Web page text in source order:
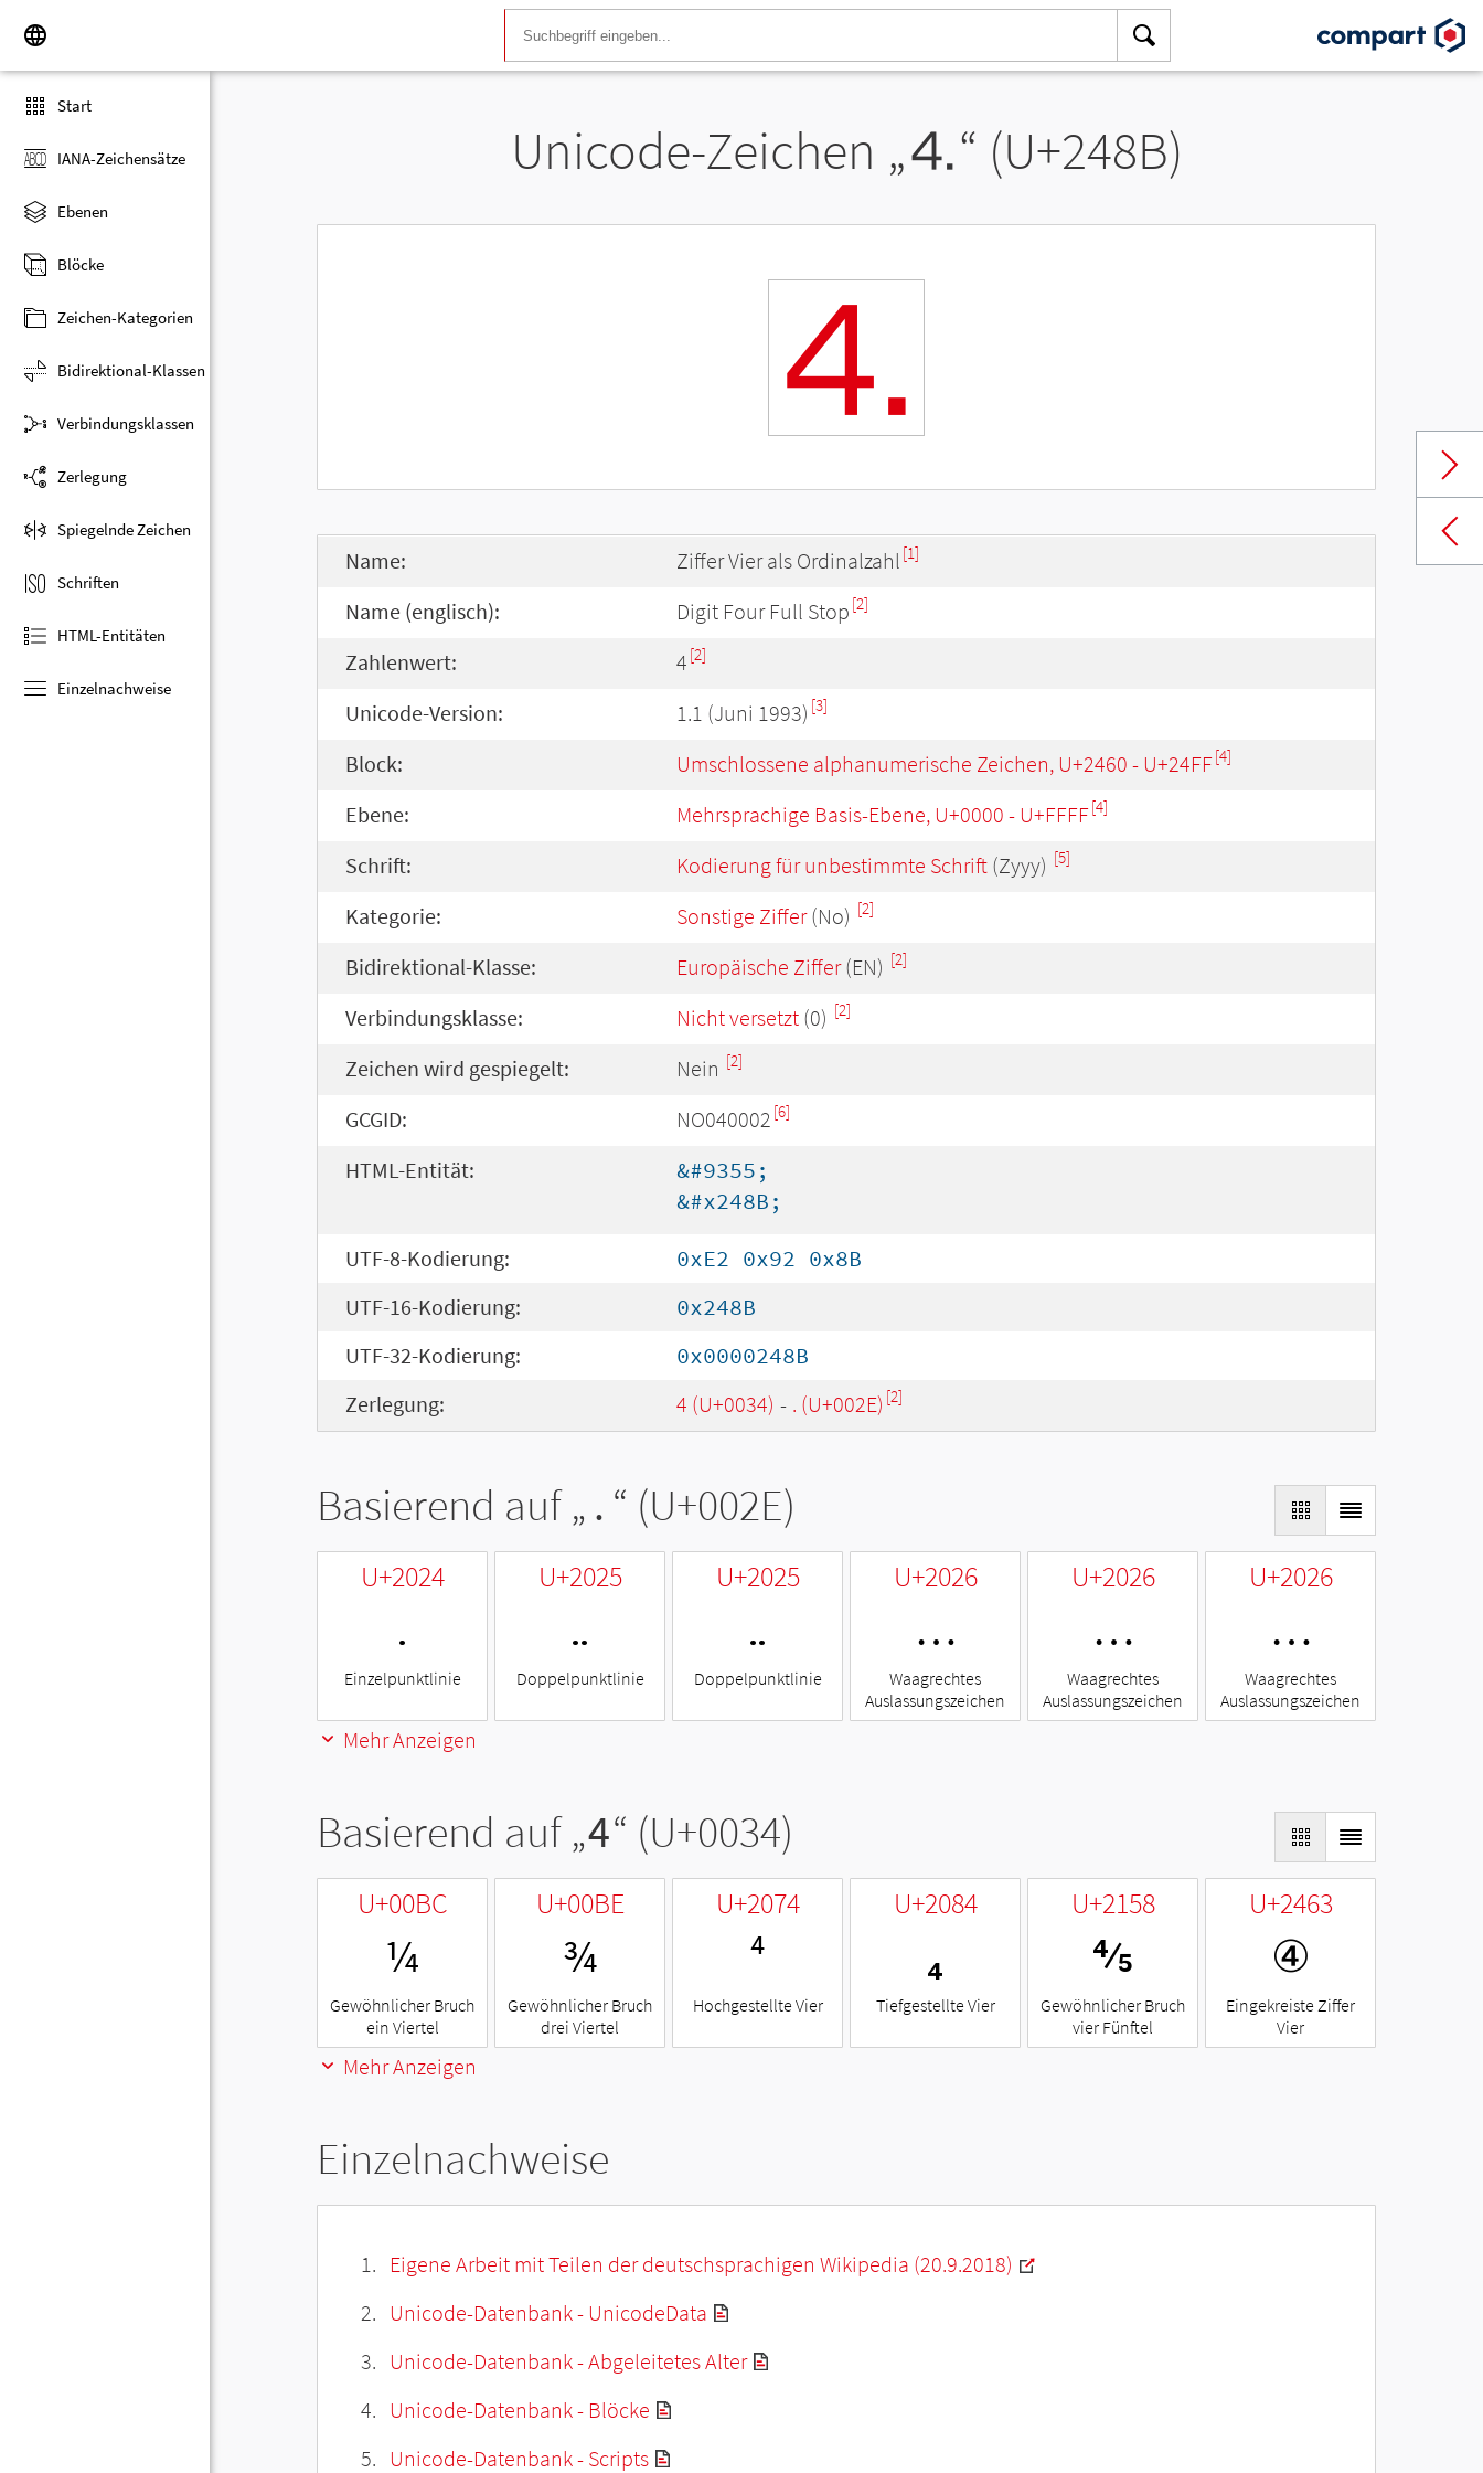
Start
IANA-Zeichensätze
Ebenen
Blöcke
Zeichen-Kategorien
Bidirektional-Klassen
Verbindungsklassen
Zerlegung
Spiegelnde Zeichen
Schriften
HTML-Entitäten
Einzelnachweise
Unicode-Zeichen „⒋“ (U+248B)
⒋
Name: Ziffer Vier als Ordinalzahl [1]
Name (englisch): Digit Four Full Stop [2]
Zahlenwert: 4 [2]
Unicode-Version: 1.1 (Juni 1993) [3]
Block: Umschlossene alphanumerische Zeichen, U+2460 - U+24FF[4]
Ebene: Mehrsprachige Basis-Ebene, U+0000 - U+FFFF[4]
Schrift: Kodierung für unbestimmte Schrift (Zyyy) [5]
Kategorie: Sonstige Ziffer(No) [2]
Bidirektional-Klasse: Europäische Ziffer(EN) [2]
Verbindungsklasse: Nicht versetzt (0) [2]
Zeichen wird gespiegelt: Nein [2]
GCGID: NO040002 [6]
HTML-Entität:
&#9355;
&#x248B;
UTF-8-Kodierung:
0xE2 0x92 0x8B
UTF-16-Kodierung:
0x248B
UTF-32-Kodierung:
0x0000248B
Zerlegung:
4 (U+0034) - . (U+002E) [2]
Basierend auf „ . “ (U+002E)
U+2024
․
Einzelpunktlinie
U+2025
‥
Doppelpunktlinie
U+2025
‥
Doppelpunktlinie
U+2026
…
Waagrechtes
Auslassungszeichen
U+2026
…
Waagrechtes
Auslassungszeichen
U+2026
…
Waagrechtes
Auslassungszeichen
Mehr Anzeigen
Basierend auf „4“ (U+0034)
U+00BC
¼
Gewöhnlicher Bruch
ein Viertel
U+00BE
¾
Gewöhnlicher Bruch
drei Viertel
U+2074
⁴
Hochgestellte Vier
U+2084
₄
Tiefgestellte Vier
U+2158
⅘
Gewöhnlicher Bruch
vier Fünftel
U+2463
④
Eingekreiste Ziffer
Vier
Mehr Anzeigen
Einzelnachweise
Eigene Arbeit mit Teilen der deutschsprachigen Wikipedia (20.9.2018)
Unicode-Datenbank - UnicodeData
Unicode-Datenbank - Abgeleitetes Alter
Unicode-Datenbank - Blöcke
Unicode-Datenbank - Scripts